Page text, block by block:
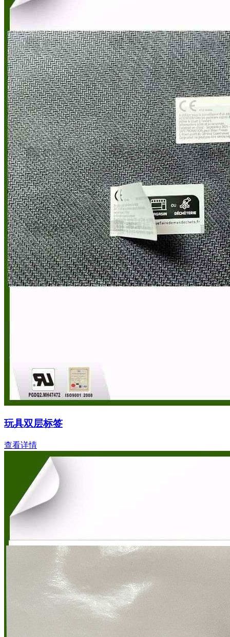
玩具双层标签
查看详情